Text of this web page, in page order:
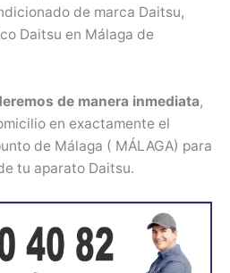
de marca Daitsu,
Daitsu en Málaga de
de manera inmediata,
en exactamente el
de Málaga ( MÁLAGA) para
tu aparato Daitsu.